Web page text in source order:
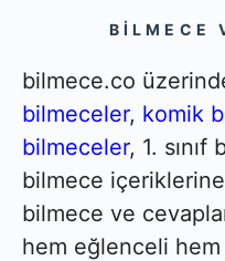
BILMECE
bilmece.co
bilmeceler, komik
bilmeceler, 1.
bilmece
bilmece ve
hem eğlenceli